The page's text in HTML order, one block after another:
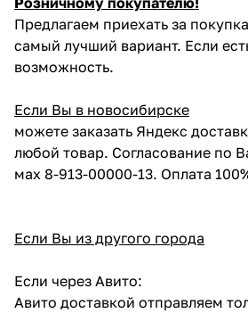
Предлагаем приехать за
самый лучший вариант. Если
возможность.
Если Вы в новосибирске
можете заказать Яндекс
любой товар. Согласование по
мах 8-913-00000-13. Оплата
Если Вы из другого города
Если через Авито:
Авито доставкой отправляем